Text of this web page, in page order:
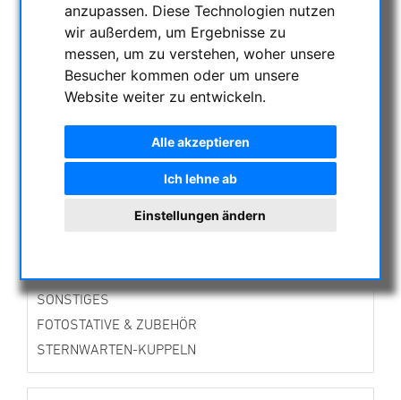
anzupassen. Diese Technologien nutzen
wir außerdem, um Ergebnisse zu
messen, um zu verstehen, woher unsere
Besucher kommen oder um unsere
Website weiter zu entwickeln.
Alle akzeptieren
Ich lehne ab
Einstellungen ändern
Zeiss Produkte
APM PRODUKTE
ASTROEINSTIEG
SONNENBEOBACHTUNG
FERNGLÄSER, SPEKTIVE
CMOS & CCD KAMERAS
MECHANISCHES ZUBEHÖR
SONSTIGES
FOTOSTATIVE & ZUBEHÖR
STERNWARTEN-KUPPELN